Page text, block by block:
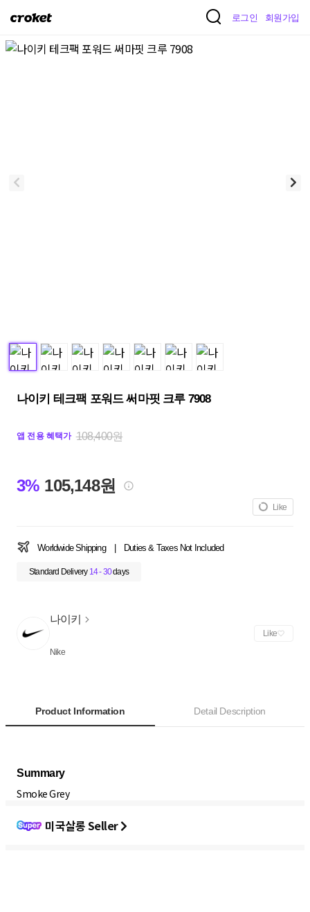
크
켓
로그인 회원가입
나이키 테크팩 포워드 써마핏 크루 7908
앱 전용 혜택가 108,400원
3% 105,148원
Like
Worldwide Shipping Duties & Taxes Not Included
Standard Delivery 14 - 30days
나이키
Nike
Like
Product Information Detail Description
Summary
Smoke Grey
미국살롱 Seller